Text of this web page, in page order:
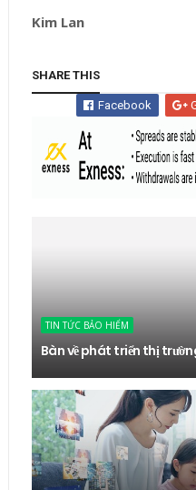
Kim Lan
SHARE THIS
Facebook
TIN TỨC BẢO HIỂM
Bàn về phát triển thị